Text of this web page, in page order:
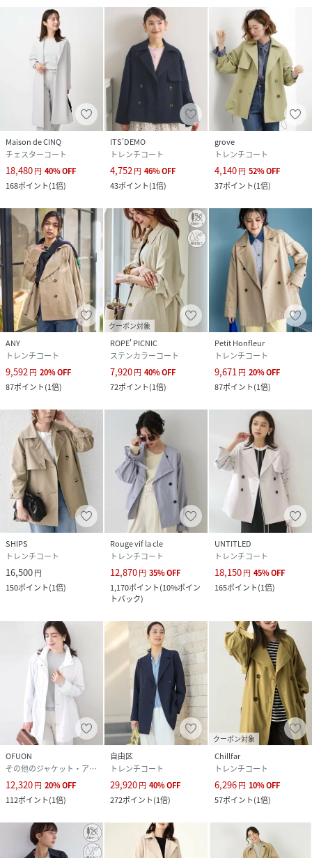
ポリエステル 93% ポリウレタン 7%
サイズ
クリーニング
手洗い可|石油系ドライクリーニング|ウェットク
リーニング
QZ7769_FIJFD08130
FIJFD08130-30-036 QZ7769
Maison de CINQ
チェスターコート
18,480円 40%OFF
168ポイント(1倍)
ITS'DEMO
トレンチコート
4,752円 46%OFF
43ポイント(1倍)
grove
トレンチコート
4,140円 52%OFF
37ポイント(1倍)
ANY
トレンチコート
9,592 円 20%OFF
87ポイント(1倍)
クーポン対象
ROPE' PICNIC
ステンカラーコート
7,920円 40%OFF
72ポイント(1倍)
Petit Honfleur
トレンチコート
9,671 円 20%OFF
87ポイント(1倍)
SHIPS
トレンチコート
16,500円
150ポイント(1倍)
Rouge vif la cle
トレンチコート
12,870円 35%OFF
1,170ポイント(10%ポイン
トバック)
UNTITLED
トレンチコート
18,150円 45%OFF
165ポイント(1倍)
OFUON
その他のジャケット・アウター
12,320円 20%OFF
112ポイント(1倍)
自由区
トレンチコート
29,920円 40%OFF
272ポイント(1倍)
クーポン対象
Chillfar
トレンチコート
6,296円 10%OFF
57ポイント(1倍)